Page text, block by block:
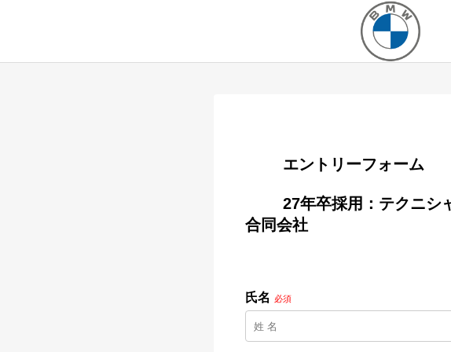
        エントリーフォーム
合同会社
氏名 必須